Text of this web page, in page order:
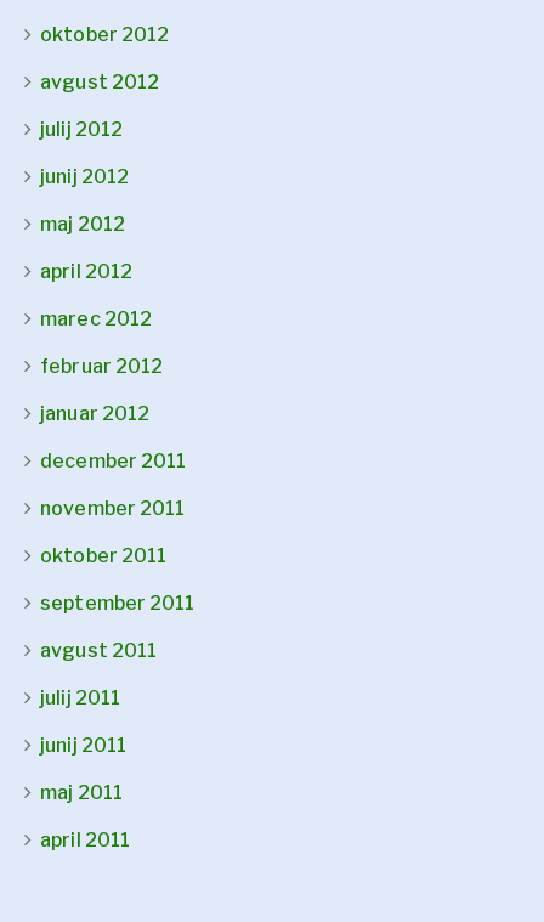
oktober 2012
avgust 2012
julij 2012
junij 2012
maj 2012
april 2012
marec 2012
februar 2012
januar 2012
december 2011
november 2011
oktober 2011
september 2011
avgust 2011
julij 2011
junij 2011
maj 2011
april 2011